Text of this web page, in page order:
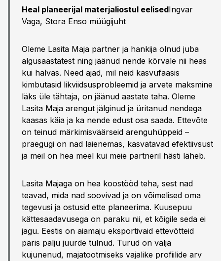
Heal planeerijal materjaliostul eelisedIngvar
Vaga, Stora Enso müügijuht
Oleme Lasita Maja partner ja hankija olnud juba
algusaastatest ning jäänud nende kõrvale nii heas
kui halvas. Need ajad, mil neid kasvufaasis
kimbutasid likviidsusprobleemid ja arvete maksmine
läks üle tähtaja, on jäänud aastate taha. Oleme
Lasita Maja arengut jälginud ja üritanud nendega
kaasas käia ja ka nende edust osa saada. Ettevõte
on teinud märkimisväärseid arenguhüppeid –
praegugi on nad laienemas, kasvatavad efektiivsust
ja meil on hea meel kui meie partneril hästi läheb.
Lasita Majaga on hea koostööd teha, sest nad
teavad, mida nad soovivad ja on võimelised oma
tegevusi ja ostusid ette planeerima. Kuusepuu
kättesaadavusega on paraku nii, et kõigile seda ei
jagu. Eestis on aiamaju eksportivaid ettevõtteid
päris palju juurde tulnud. Turud on välja
kujunenud, majatootmiseks vajalike profiilide arv